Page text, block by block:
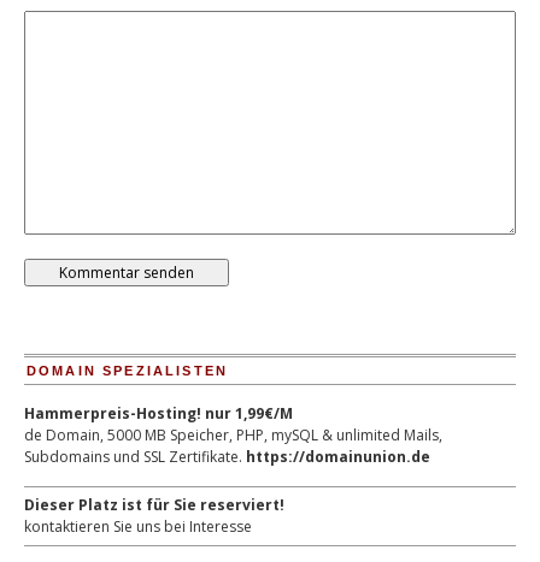
DOMAIN SPEZIALISTEN
Hammerpreis-Hosting! nur 1,99€/M
de Domain, 5000 MB Speicher, PHP, mySQL & unlimited Mails,
Subdomains und SSL Zertifikate. https://domainunion.de
Dieser Platz ist für Sie reserviert!
kontaktieren Sie uns bei Interesse